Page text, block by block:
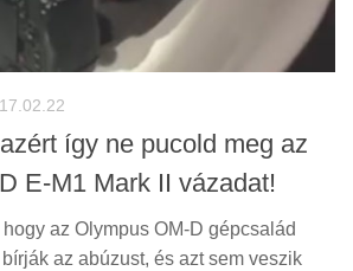
így ne pucold meg az
E-M1 Mark II vázadat!
az Olympus OM-D gépcsalád
az abúzust, és azt sem veszik